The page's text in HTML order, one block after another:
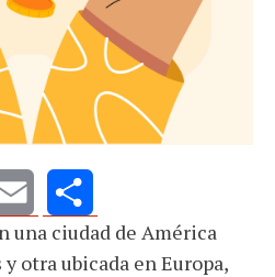
Share
una ciudad de América
otra ubicada en Europa,